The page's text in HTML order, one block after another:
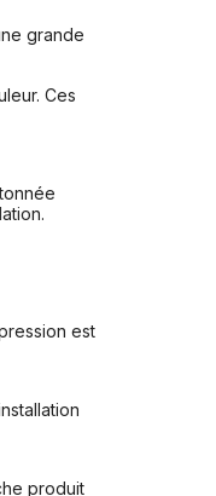
grande
Ces
est
produit